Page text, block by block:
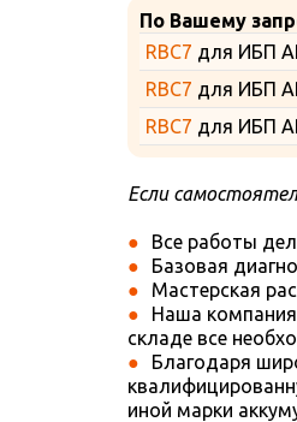
По Вашему
RBC7 для ИБП
RBC7 для ИБП
RBC7 для ИБП
Если
Все работы
Базовая
Мастерская
Наша
складе все
Благодаря
иной марки